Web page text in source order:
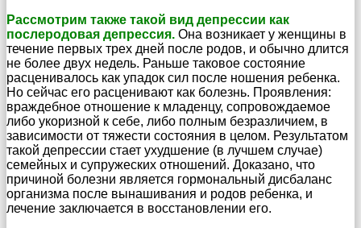
Рассмотрим также такой вид депрессии как
послеродовая депрессия. Она возникает у женщины в
течение первых трех дней после родов, и обычно длится
не более двух недель. Раньше таковое состояние
расценивалось как упадок сил после ношения ребенка.
Но сейчас его расценивают как болезнь. Проявления:
враждебное отношение к младенцу, сопровождаемое
либо укоризной к себе, либо полным безразличием, в
зависимости от тяжести состояния в целом. Результатом
такой депрессии стает ухудшение (в лучшем случае)
семейных и супружеских отношений. Доказано, что
причиной болезни является гормональный дисбаланс
организма после вынашивания и родов ребенка, и
лечение заключается в восстановлении его.